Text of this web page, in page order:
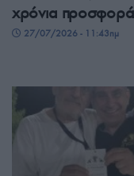
χρόνια
27/07/2026 - 11:43πμ